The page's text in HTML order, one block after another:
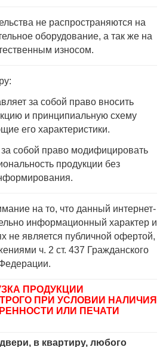
не распространяются на
оборудование, а так же на
износом.
за собой право вносить
и принципиальную схему
его характеристики.
собой право модифицировать
продукции без
на то, что данный интернет-
информационный характер и
не является публичной офертой,
ч. 2 ст. 437 Гражданского
ПРОДУКЦИИ
ПРИ УСЛОВИИ НАЛИЧИЯ
ИЛИ ПЕЧАТИ
в квартиру, любого